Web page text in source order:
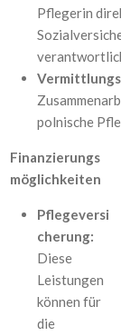
Pflegerin
polnische
Finanzierungs
möglichkeiten
Pflegeversi
cherung:
Diese
Leistungen
können für
die